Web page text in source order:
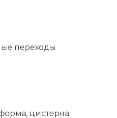
переходы
цистерна